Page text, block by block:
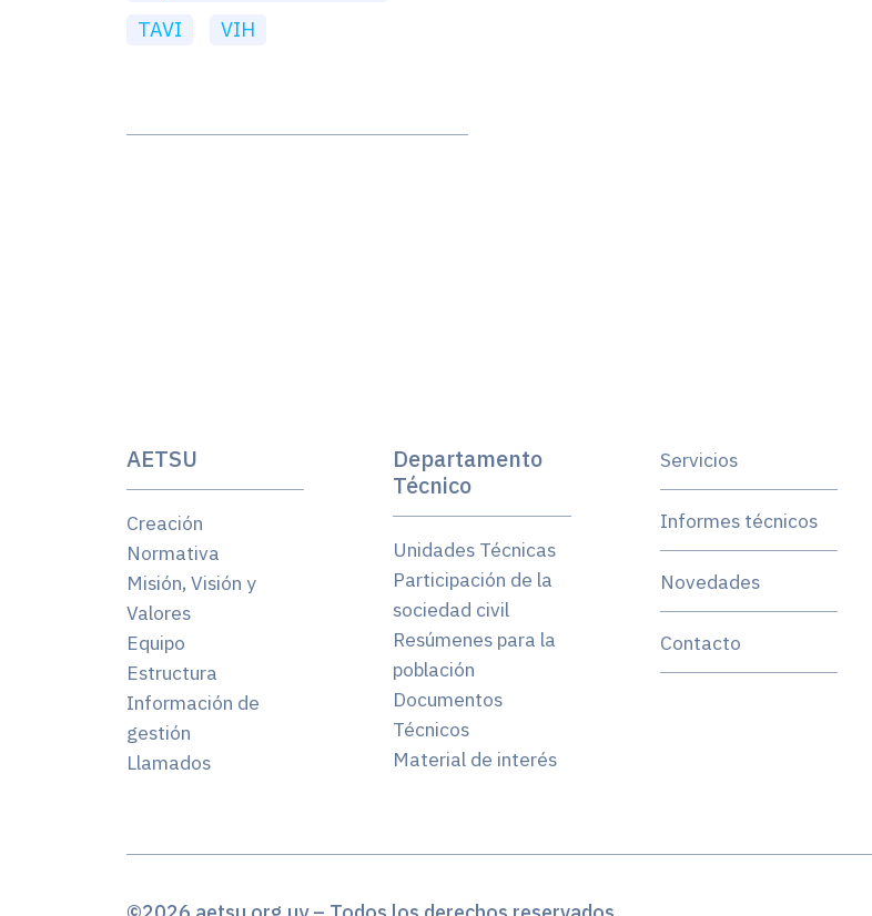
TAVI
VIH
AETSU
Creación
Normativa
Misión, Visión y
Valores
Equipo
Estructura
Información de
gestión
Llamados
Departamento
Técnico
Unidades Técnicas
Participación de la
sociedad civil
Resúmenes para la
población
Documentos
Técnicos
Material de interés
Servicios
Informes técnicos
Novedades
Contacto